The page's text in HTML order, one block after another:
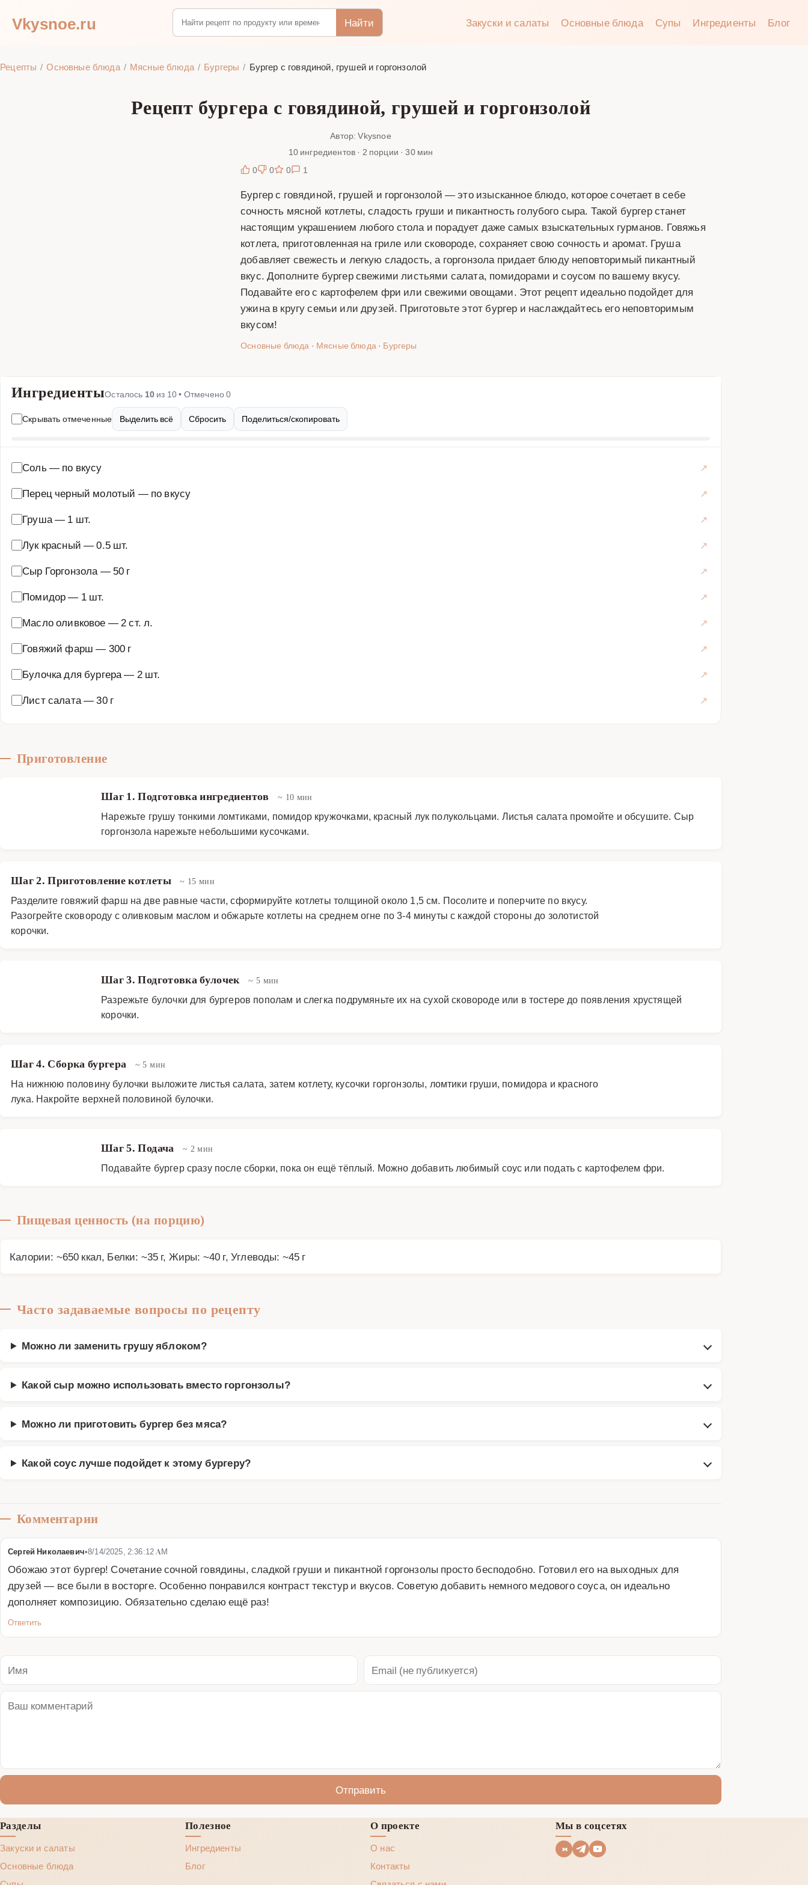
Vkysnoe.ru Найти Закуски и салаты Основные блюда Супы Ингредиенты Блог
Рецепты Основные блюда Мясные блюда Бургеры Бургер с говядиной, грушей и горгонзолой
Рецепт бургера с говядиной, грушей и горгонзолой
Автор: Vkysnoe
10 ингредиентов · 2 порции · 30 мин
0
0 0 1
Бургер с говядиной, грушей и горгонзолой — это изысканное блюдо, которое сочетает в себе
сочность мясной котлеты, сладость груши и пикантность голубого сыра. Такой бургер станет
настоящим украшением любого стола и порадует даже самых взыскательных гурманов. Говяжья
котлета, приготовленная на гриле или сковороде, сохраняет свою сочность и аромат. Груша
добавляет свежесть и легкую сладость, а горгонзола придает блюду неповторимый пикантный
вкус. Дополните бургер свежими листьями салата, помидорами и соусом по вашему вкусу.
Подавайте его с картофелем фри или свежими овощами. Этот рецепт идеально подойдет для
ужина в кругу семьи или друзей. Приготовьте этот бургер и наслаждайтесь его неповторимым
вкусом!
Основные блюда · Мясные блюда· Бургеры
ИнгредиентыОсталось 10 из 10• Отмечено0
Скрывать отмеченные Выделить всё Сбросить Поделиться/скопировать
Соль — по вкусу
Перец черный молотый — по вкусу
Груша— 1 шт.
Лук красный —0.5 шт.
Сыр Горгонзола — 50 г
Помидор— 1 шт.
Масло оливковое — 2 ст. л.
Говяжий фарш — 300 г
Булочка для бургера— 2 шт.
Лист салата—30 г
Приготовление
Шаг 1. Подготовка ингредиентов ~ 10 мин
Нарежьте грушу тонкими ломтиками, помидор кружочками, красный лук полукольцами. Листья салата промойте и обсушите. Сыр
горгонзола нарежьте небольшими кусочками.
Шаг 2. Приготовление котлеты ~ 15 мин
Разделите говяжий фарш на две равные части, сформируйте котлеты толщиной около 1,5 см. Посолите и поперчите по вкусу.
Разогрейте сковороду с оливковым маслом и обжарьте котлеты на среднем огне по 3-4 минуты с каждой стороны до золотистой
корочки.
Шаг 3. Подготовка булочек ~ 5 мин
Разрежьте булочки для бургеров пополам и слегка подрумяньте их на сухой сковороде или в тостере до появления хрустящей
корочки.
Шаг 4. Сборка бургера ~ 5 мин
На нижнюю половину булочки выложите листья салата, затем котлету, кусочки горгонзолы, ломтики груши, помидора и красного
лука. Накройте верхней половиной булочки.
Шаг 5. Подача ~ 2 мин
Подавайте бургер сразу после сборки, пока он ещё тёплый. Можно добавить любимый соус или подать с картофелем фри.
Пищевая ценность (на порцию)
Калории: ~650 ккал, Белки: ~35 г, Жиры: ~40 г, Углеводы: ~45 г
Часто задаваемые вопросы по рецепту
Можно ли заменить грушу яблоком?
Какой сыр можно использовать вместо горгонзолы?
Можно ли приготовить бургер без мяса?
Какой соус лучше подойдет к этому бургеру?
Комментарии
Сергей Николаевич•8/14/2025, 2:36:12 AM
Обожаю этот бургер! Сочетание сочной говядины, сладкой груши и пикантной горгонзолы просто бесподобно. Готовил его на выходных для
друзей — все были в восторге. Особенно понравился контраст текстур и вкусов. Советую добавить немного медового соуса, он идеально
дополняет композицию. Обязательно сделаю ещё раз!
Ответить
Отправить
Разделы
Закуски и салаты
Основные блюда
Полезное
Ингредиенты
Блог
О проекте
О нас
Контакты
Мы в соцсетях